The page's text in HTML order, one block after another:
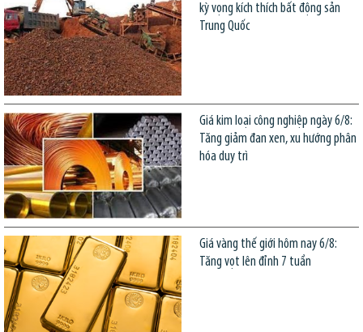
kỳ vọng kích thích bất động sản
Trung Quốc
Giá kim loại công nghiệp ngày 6/8:
Tăng giảm đan xen, xu hướng phân
hóa duy trì
Giá vàng thế giới hôm nay 6/8:
Tăng vọt lên đỉnh 7 tuần